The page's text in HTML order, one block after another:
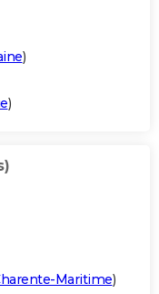
)
)
Maritime)